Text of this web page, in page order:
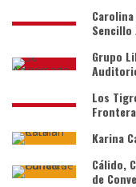
Sencillo
Grupo
Los
Frontera
Karina
Cálido,
de